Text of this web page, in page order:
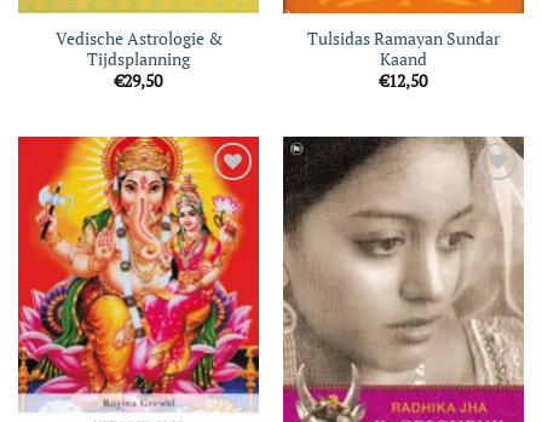
Vedische Astrologie &
Tijdsplanning
€29,50
Tulsidas Ramayan Sundar
Kaand
€12,50
Toevoegen
aan
verlanglijst
Toevoegen
aan
verlanglijst